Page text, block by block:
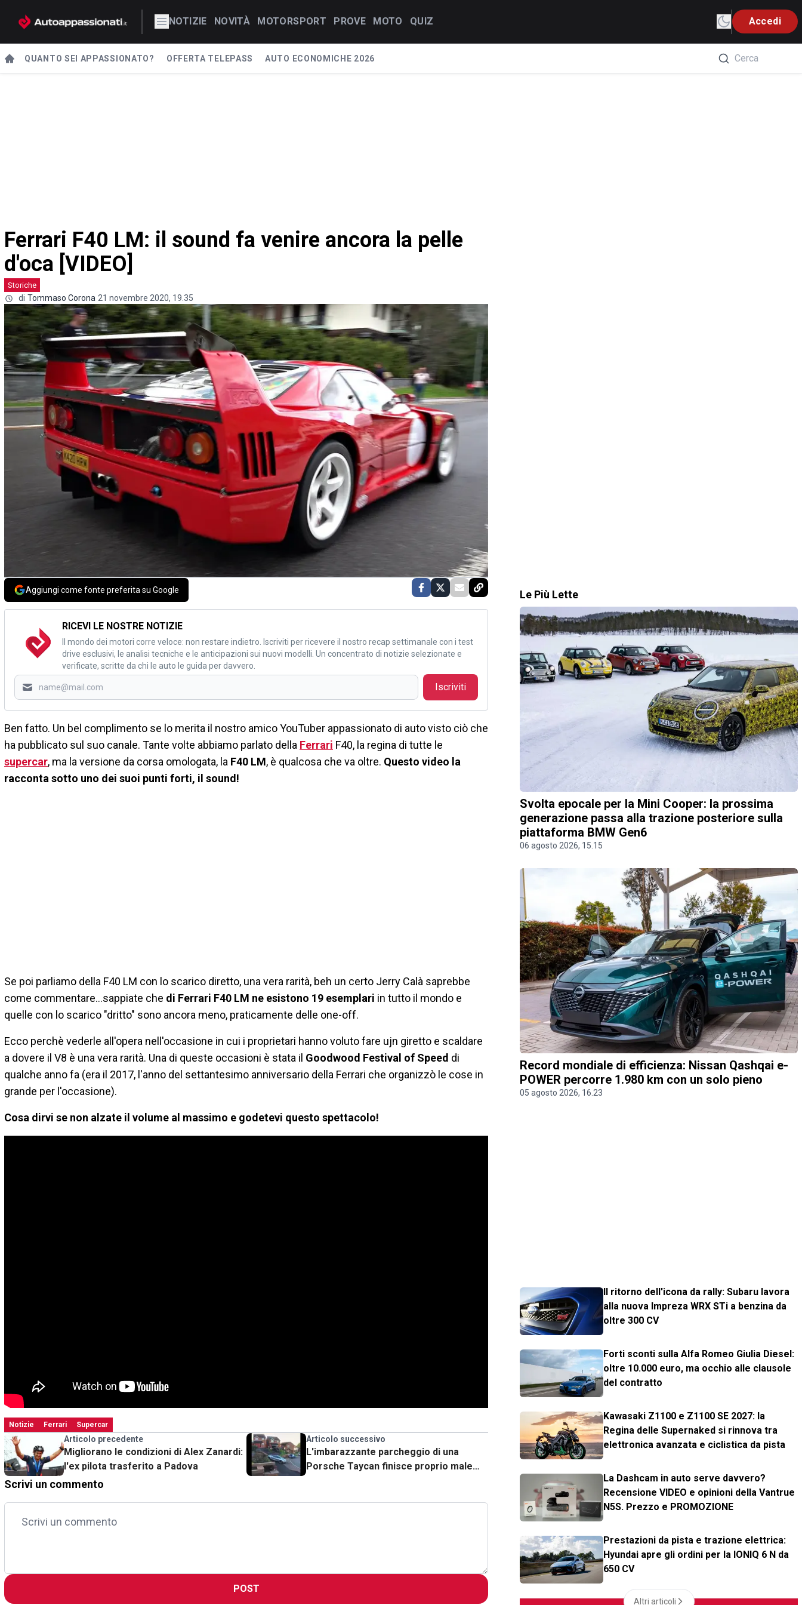
NOTIZIE NOVITÀ MOTORSPORT PROVE MOTO QUIZ Accedi
QUANTO SEI APPASSIONATO? OFFERTA TELEPASS AUTO ECONOMICHE 2026
Ferrari F40 LM: il sound fa venire ancora la pelle
d'oca [VIDEO]
Storiche
di Tommaso Corona 21 novembre 2020, 19.35
Aggiungi come fonte preferita su Google
RICEVI LE NOSTRE NOTIZIE
Il mondo dei motori corre veloce: non restare indietro. Iscriviti per ricevere il nostro recap settimanale con i test
drive esclusivi, le analisi tecniche e le anticipazioni sui nuovi modelli. Un concentrato di notizie selezionate e
verificate, scritte da chi le auto le guida per davvero.
Iscriviti
Ben fatto. Un bel complimento se lo merita il nostro amico YouTuber appassionato di auto visto ciò che
ha pubblicato sul suo canale. Tante volte abbiamo parlato della Ferrari F40, la regina di tutte le
supercar, ma la versione da corsa omologata, la F40 LM, è qualcosa che va oltre. Questo video la
racconta sotto uno dei suoi punti forti, il sound!
Se poi parliamo della F40 LM con lo scarico diretto, una vera rarità, beh un certo Jerry Calà saprebbe
come commentare...sappiate che di Ferrari F40 LM ne esistono 19 esemplari in tutto il mondo e
quelle con lo scarico "dritto" sono ancora meno, praticamente delle one-off.
Ecco perchè vederle all'opera nell'occasione in cui i proprietari hanno voluto fare ujn giretto e scaldare
a dovere il V8 è una vera rarità. Una di queste occasioni è stata il Goodwood Festival of Speed di
qualche anno fa (era il 2017, l'anno del settantesimo anniversario della Ferrari che organizzò le cose in
grande per l'occasione).
Cosa dirvi se non alzate il volume al massimo e godetevi questo spettacolo!
Notizie Ferrari Supercar
Articolo precedente
Migliorano le condizioni di Alex Zanardi:
l'ex pilota trasferito a Padova
Articolo successivo
L'imbarazzante parcheggio di una
Porsche Taycan finisce proprio male
Scrivi un commento
POST
Le Più Lette
Svolta epocale per la Mini Cooper: la prossima
generazione passa alla trazione posteriore sulla
piattaforma BMW Gen6
06 agosto 2026, 15.15
Record mondiale di efficienza: Nissan Qashqai e-
POWER percorre 1.980 km con un solo pieno
05 agosto 2026, 16.23
Il ritorno dell'icona da rally: Subaru lavora
alla nuova Impreza WRX STi a benzina da
oltre 300 CV
Forti sconti sulla Alfa Romeo Giulia Diesel:
oltre 10.000 euro, ma occhio alle clausole
del contratto
Kawasaki Z1100 e Z1100 SE 2027: la
Regina delle Supernaked si rinnova tra
elettronica avanzata e ciclistica da pista
La Dashcam in auto serve davvero?
Recensione VIDEO e opinioni della Vantrue
N5S. Prezzo e PROMOZIONE
Prestazioni da pista e trazione elettrica:
Hyundai apre gli ordini per la IONIQ 6 N da
650 CV
Altri articoli